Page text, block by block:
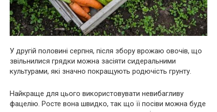
У другій половині серпня, після збору врожаю овочів, що
звільнилися грядки можна засіяти сидеральними
культурами, які значно покращують родючість грунту.
Найкраще для цього використовувати невибагливу
фацелію. Росте вона швидко, так що її посіви можна буде